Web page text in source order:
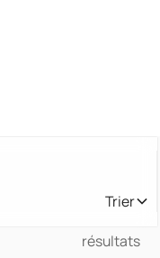
Trier
résultats